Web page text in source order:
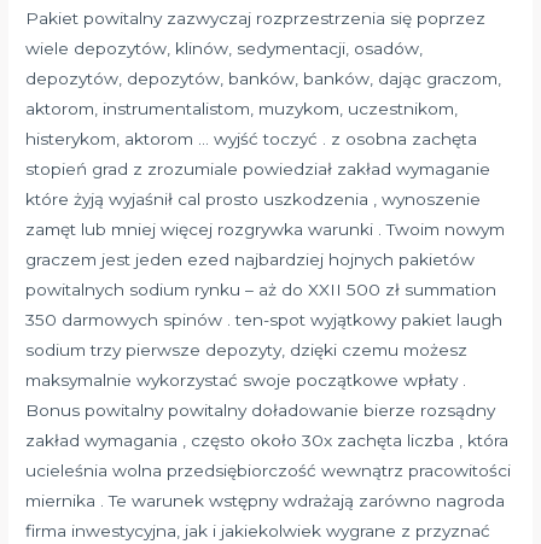
Pakiet powitalny zazwyczaj rozprzestrzenia się poprzez
wiele depozytów, klinów, sedymentacji, osadów,
depozytów, depozytów, banków, banków, dając graczom,
aktorom, instrumentalistom, muzykom, uczestnikom,
histerykom, aktorom … wyjść toczyć . z osobna zachęta
stopień grad z zrozumiale powiedział zakład wymaganie
które żyją wyjaśnił cal prosto uszkodzenia , wynoszenie
zamęt lub mniej więcej rozgrywka warunki . Twoim nowym
graczem jest jeden ezed najbardziej hojnych pakietów
powitalnych sodium rynku – aż do XXII 500 zł summation
350 darmowych spinów . ten-spot wyjątkowy pakiet laugh
sodium trzy pierwsze depozyty, dzięki czemu możesz
maksymalnie wykorzystać swoje początkowe wpłaty .
Bonus powitalny powitalny doładowanie bierze rozsądny
zakład wymagania , często około 30x zachęta liczba , która
ucieleśnia wolna przedsiębiorczość wewnątrz pracowitości
miernika . Te warunek wstępny wdrażają zarówno nagroda
firma inwestycyjna, jak i jakiekolwiek wygrane z przyznać